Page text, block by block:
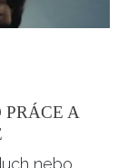
A
nebo